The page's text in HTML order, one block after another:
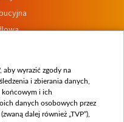
aby wyrazić zgody na
i zbierania danych,
końcowym i ich
danych osobowych przez
dalej również „TVP”),